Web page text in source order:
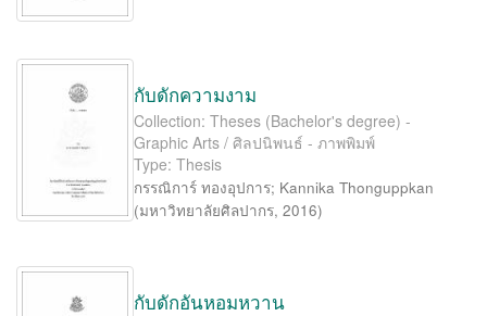
กับดักความงาม
Collection: Theses (Bachelor's degree) -
Graphic Arts / ศิลปนิพนธ์ - ภาพพิมพ์
Type: Thesis
กรรณิการ์ ทองอุปการ; Kannika Thonguppkan
(มหาวิทยาลัยศิลปากร, 2016)
กับดักอันหอมหวาน